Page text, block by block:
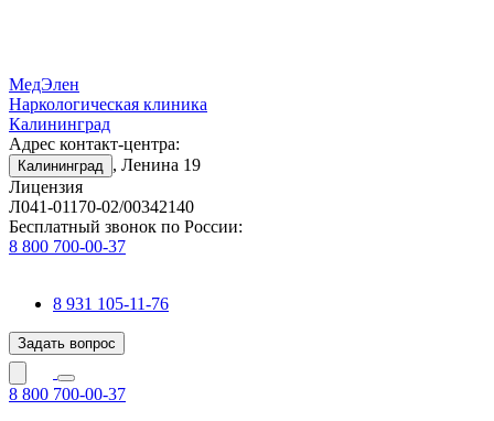
МедЭлен
Наркологическая клиника
Калининград
Адрес контакт-центра:
Калининград , Ленина 19
Лицензия
Л041-01170-02/00342140
Бесплатный звонок по России:
8 800 700-00-37
8 931 105-11-76
Задать вопрос
8 800 700-00-37